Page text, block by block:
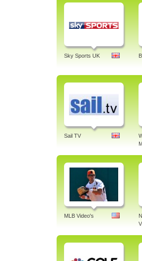
Sky Sports UK
Sail TV
MLB Video's